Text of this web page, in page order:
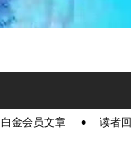
白金会员文章 读者